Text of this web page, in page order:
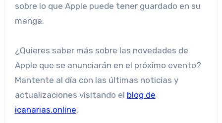
sobre lo que Apple puede tener guardado en su
manga.
¿Quieres saber más sobre las novedades de
Apple que se anunciarán en el próximo evento?
Mantente al día con las últimas noticias y
actualizaciones visitando el blog de
icanarias.online.